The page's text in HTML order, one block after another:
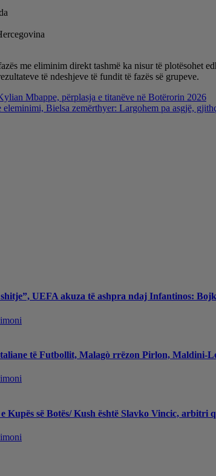
me eliminim direkt tashmë ka nisur të plotësohet
të ndeshjeve të fundit të fazës së grupeve.
Mbappe, përplasja e titanëve në Botërorin 2026
Bielsa zemërthyer: Largohem pa asgjë,
UEFA akuza të ashpra ndaj Infantinos:
të Futbollit, Malagò rrëzon Pirlon, Maldini-
Kupës së Botës/ Kush është Slavko Vincic, arbitri